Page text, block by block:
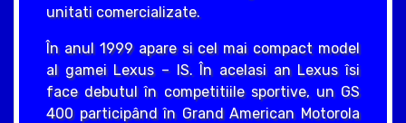
unitati comercializate.
În anul 1999 apare si cel mai compact model
al gamei Lexus – IS. În acelasi an Lexus îsi
face debutul în competitiile sportive, un GS
400 participând în Grand American Motorola